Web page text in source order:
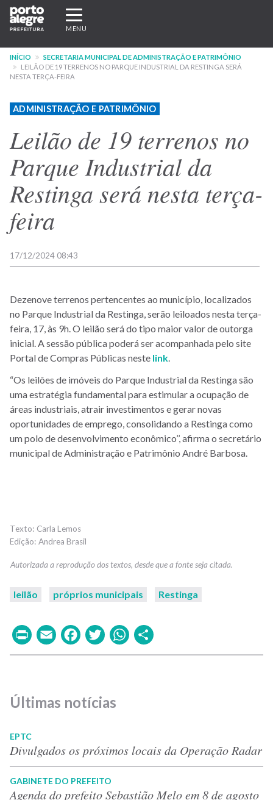
Pular
para
conteúdo
principal
Expandir/recolher
navegação
MENU
INÍCIO
SECRETARIA MUNICIPAL DE ADMINISTRAÇÃO E PATRIMÔNIO
LEILÃO DE 19 TERRENOS NO PARQUE INDUSTRIAL DA RESTINGA SERÁ
NESTA TERÇA-FEIRA
ADMINISTRAÇÃO E PATRIMÔNIO
Leilão de 19 terrenos no
Parque Industrial da
Restinga será nesta terça-
feira
17/12/2024 08:43
Dezenove terrenos pertencentes ao município, localizados
no Parque Industrial da Restinga, serão leiloados nesta terça-
feira, 17, às 9h. O leilão será do tipo maior valor de outorga
inicial. A sessão pública poderá ser acompanhada pelo site
Portal de Compras Públicas neste link
“Os leilões de imóveis do Parque Industrial da Restinga são
uma estratégia fundamental para estimular a ocupação de
áreas industriais, atrair investimentos e gerar novas
oportunidades de emprego, consolidando a Restinga como
um polo de desenvolvimento econômico’’, afirma o secretário
municipal de Administração e Patrimônio André Barbosa.
Carla Lemos
Andrea Brasil
leilão próprios municipais Restinga
PrintEmailFacebook
TwitterWhatsApp
Últimas notícias
EPTC
Divulgados os próximos locais da Operação Radar
GABINETE DO PREFEITO
Agenda do prefeito Sebastião Melo em 8 de agosto